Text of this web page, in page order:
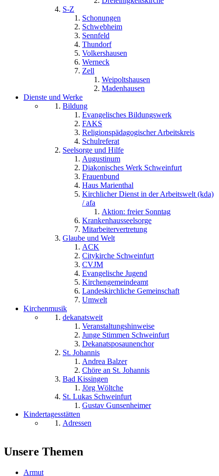
S-Z
Schonungen
Schwebheim
Sennfeld
Thundorf
Volkershausen
Werneck
Zell
Weipoltshausen
Madenhausen
Dienste und Werke
Bildung
Evangelisches Bildungswerk
FAKS
Religionspädagogischer Arbeitskreis
Schulreferat
Seelsorge und Hilfe
Augustinum
Diakonisches Werk Schweinfurt
Frauenbund
Haus Marienthal
Kirchlicher Dienst in der Arbeitswelt (kda)
/ afa
Aktion: freier Sonntag
Krankenhausseelsorge
Mitarbeitervertretung
Glaube und Welt
ACK
Citykirche Schweinfurt
CVJM
Evangelische Jugend
Kirchengemeindeamt
Landeskirchliche Gemeinschaft
Umwelt
Kirchenmusik
dekanatsweit
Veranstaltungshinweise
Junge Stimmen Schweinfurt
Dekanatsposaunenchor
St. Johannis
Andrea Balzer
Chöre an St. Johannis
Bad Kissingen
Jörg Wöltche
St. Lukas Schweinfurt
Gustav Gunsenheimer
Kindertagesstätten
Adressen
Unsere Themen
Armut